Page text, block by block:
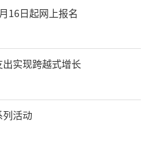
16日起网上报名
实现跨越式增长
活动